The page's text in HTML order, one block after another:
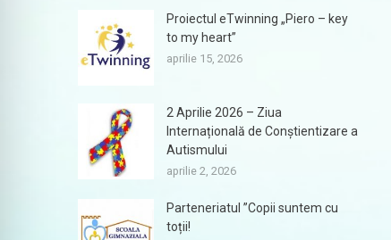
Proiectul eTwinning „Piero – key
to my heart”
aprilie 15, 2026
2 Aprilie 2026 – Ziua
Internațională de Conștientizare a
Autismului
aprilie 2, 2026
Parteneriatul ”Copii suntem cu
toții!